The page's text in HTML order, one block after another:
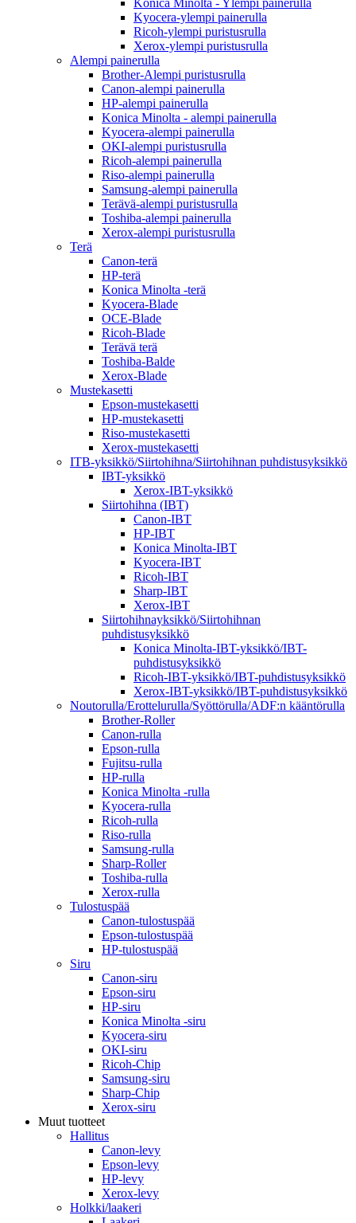
Konica Minolta - Ylempi painerulla
Kyocera-ylempi painerulla
Ricoh-ylempi puristusrulla
Xerox-ylempi puristusrulla
Alempi painerulla
Brother-Alempi puristusrulla
Canon-alempi painerulla
HP-alempi painerulla
Konica Minolta - alempi painerulla
Kyocera-alempi painerulla
OKI-alempi puristusrulla
Ricoh-alempi painerulla
Riso-alempi painerulla
Samsung-alempi painerulla
Terävä-alempi puristusrulla
Toshiba-alempi painerulla
Xerox-alempi puristusrulla
Terä
Canon-terä
HP-terä
Konica Minolta -terä
Kyocera-Blade
OCE-Blade
Ricoh-Blade
Terävä terä
Toshiba-Balde
Xerox-Blade
Mustekasetti
Epson-mustekasetti
HP-mustekasetti
Riso-mustekasetti
Xerox-mustekasetti
ITB-yksikkö/Siirtohihna/Siirtohihnan puhdistusyksikkö
IBT-yksikkö
Xerox-IBT-yksikkö
Siirtohihna (IBT)
Canon-IBT
HP-IBT
Konica Minolta-IBT
Kyocera-IBT
Ricoh-IBT
Sharp-IBT
Xerox-IBT
Siirtohihnayksikkö/Siirtohihnan
puhdistusyksikkö
Konica Minolta-IBT-yksikkö/IBT-
puhdistusyksikkö
Ricoh-IBT-yksikkö/IBT-puhdistusyksikkö
Xerox-IBT-yksikkö/IBT-puhdistusyksikkö
Noutorulla/Erottelurulla/Syöttörulla/ADF:n kääntörulla
Brother-Roller
Canon-rulla
Epson-rulla
Fujitsu-rulla
HP-rulla
Konica Minolta -rulla
Kyocera-rulla
Ricoh-rulla
Riso-rulla
Samsung-rulla
Sharp-Roller
Toshiba-rulla
Xerox-rulla
Tulostuspää
Canon-tulostuspää
Epson-tulostuspää
HP-tulostuspää
Siru
Canon-siru
Epson-siru
HP-siru
Konica Minolta -siru
Kyocera-siru
OKI-siru
Ricoh-Chip
Samsung-siru
Sharp-Chip
Xerox-siru
Muut tuotteet
Hallitus
Canon-levy
Epson-levy
HP-levy
Xerox-levy
Holkki/laakeri